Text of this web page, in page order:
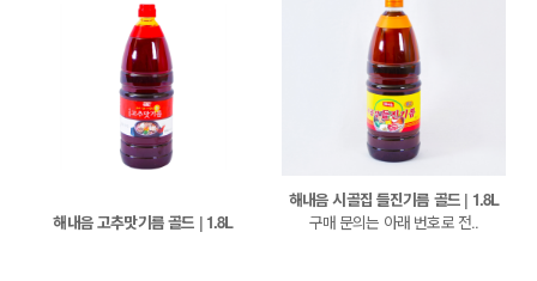
해내음 고추맛기름 골드 | 1.8L
해내음 시골집 들진기름 골드 | 1.8L
구매 문의는 아래 번호로 전..